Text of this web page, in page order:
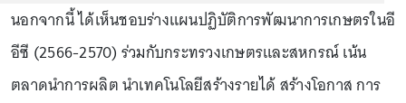
นอกจากนี้ ได้เห็นชอบร่างแผนปฏิบัติการพัฒนาการเกษตรในอี
อีซี (2566-2570) ร่วมกับกระทรวงเกษตรและสหกรณ์ เน้น
ตลาดนำการผลิต นำเทคโนโลยีสร้างรายได้ สร้างโอกาส การ